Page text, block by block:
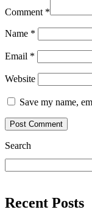
Comment *
Name *
Email *
Website
Save my name,
Search
Recent Posts